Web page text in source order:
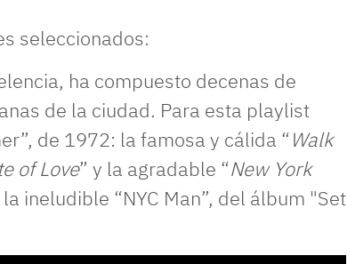
seleccionados:
ha compuesto decenas de
de la ciudad. Para esta playlist
de 1972: la famosa y cálida “Walk
of Love” y la agradable “New York
ineludible “NYC Man”, del álbum "Set